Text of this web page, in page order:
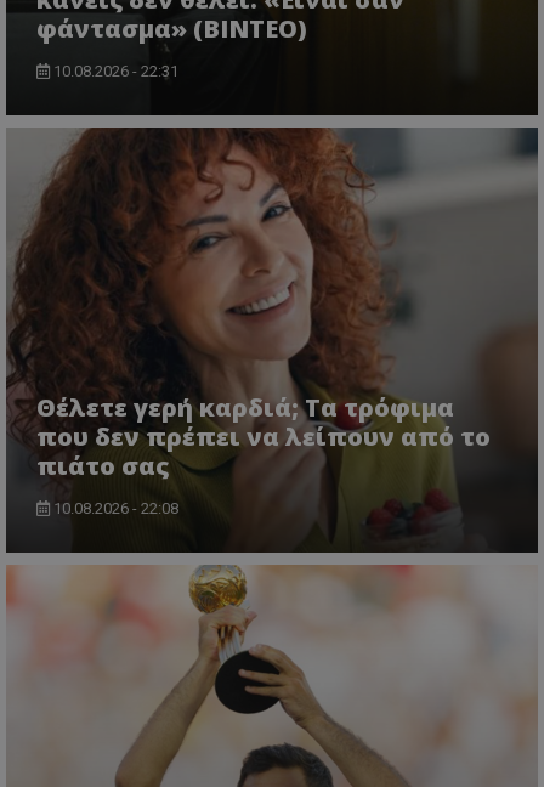
φάντασμα» (BINTEO)
10.08.2026 - 22:31
Θέλετε γερή καρδιά; Τα τρόφιμα
που δεν πρέπει να λείπουν από το
πιάτο σας
10.08.2026 - 22:08